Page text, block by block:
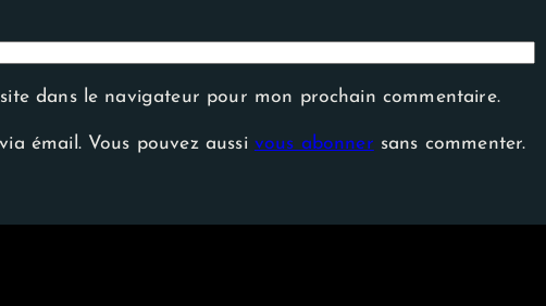
dans le navigateur pour mon prochain commentaire.
émail. Vous pouvez aussi vous abonner sans commenter.